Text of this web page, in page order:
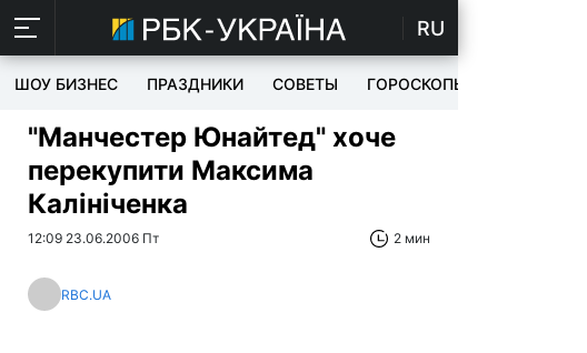
RU
ШОУ БИЗНЕС ПРАЗДНИКИ СОВЕТЫ ГОРОСКОПЫ
"Манчестер Юнайтед" хоче
перекупити Максима
Калініченка
12:09 23.06.2006 Пт 2 мин
RBC.UA